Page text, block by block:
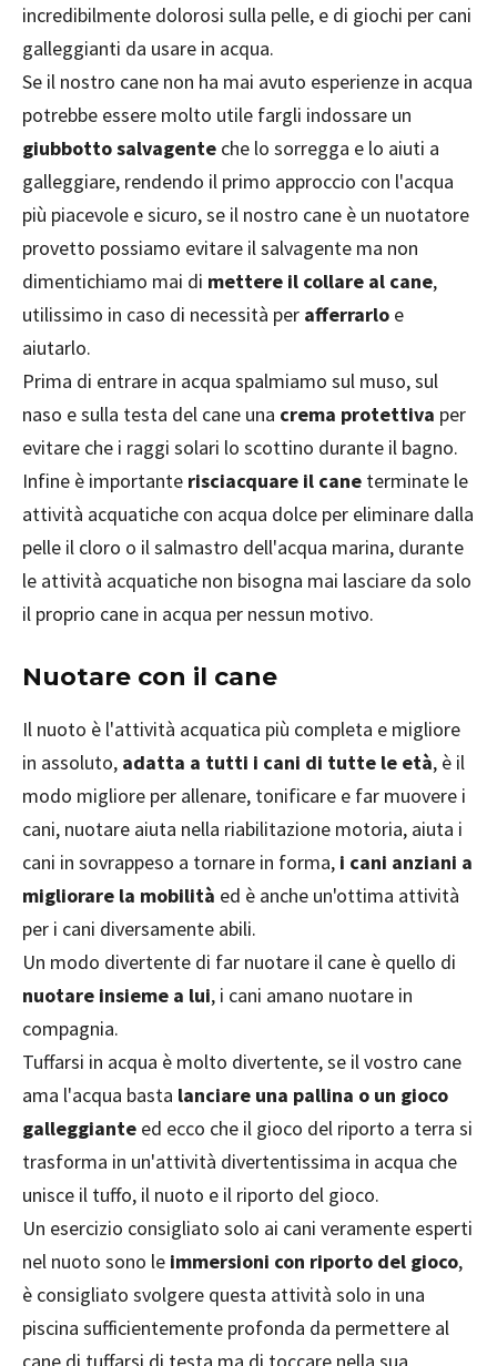
incredibilmente dolorosi sulla pelle, e di giochi per cani
galleggianti da usare in acqua.
Se il nostro cane non ha mai avuto esperienze in acqua
potrebbe essere molto utile fargli indossare un
giubbotto salvagente che lo sorregga e lo aiuti a
galleggiare, rendendo il primo approccio con l'acqua
più piacevole e sicuro, se il nostro cane è un nuotatore
provetto possiamo evitare il salvagente ma non
dimentichiamo mai di mettere il collare al cane,
utilissimo in caso di necessità per afferrarlo e
aiutarlo.
Prima di entrare in acqua spalmiamo sul muso, sul
naso e sulla testa del cane una crema protettiva per
evitare che i raggi solari lo scottino durante il bagno.
Infine è importante risciacquare il cane terminate le
attività acquatiche con acqua dolce per eliminare dalla
pelle il cloro o il salmastro dell'acqua marina, durante
le attività acquatiche non bisogna mai lasciare da solo
il proprio cane in acqua per nessun motivo.
Nuotare con il cane
Il nuoto è l'attività acquatica più completa e migliore
in assoluto, adatta a tutti i cani di tutte le età, è il
modo migliore per allenare, tonificare e far muovere i
cani, nuotare aiuta nella riabilitazione motoria, aiuta i
cani in sovrappeso a tornare in forma, i cani anziani a
migliorare la mobilità ed è anche un'ottima attività
per i cani diversamente abili.
Un modo divertente di far nuotare il cane è quello di
nuotare insieme a lui, i cani amano nuotare in
compagnia.
Tuffarsi in acqua è molto divertente, se il vostro cane
ama l'acqua basta lanciare una pallina o un gioco
galleggiante ed ecco che il gioco del riporto a terra si
trasforma in un'attività divertentissima in acqua che
unisce il tuffo, il nuoto e il riporto del gioco.
Un esercizio consigliato solo ai cani veramente esperti
nel nuoto sono le immersioni con riporto del gioco,
è consigliato svolgere questa attività solo in una
piscina sufficientemente profonda da permettere al